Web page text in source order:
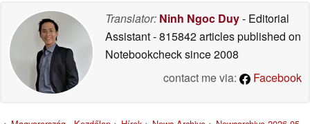
Translator: Ninh Ngoc Duy- Editorial
Assistant- 815842 articles published on
Notebookchecksince 2008
contact me via:
Facebook